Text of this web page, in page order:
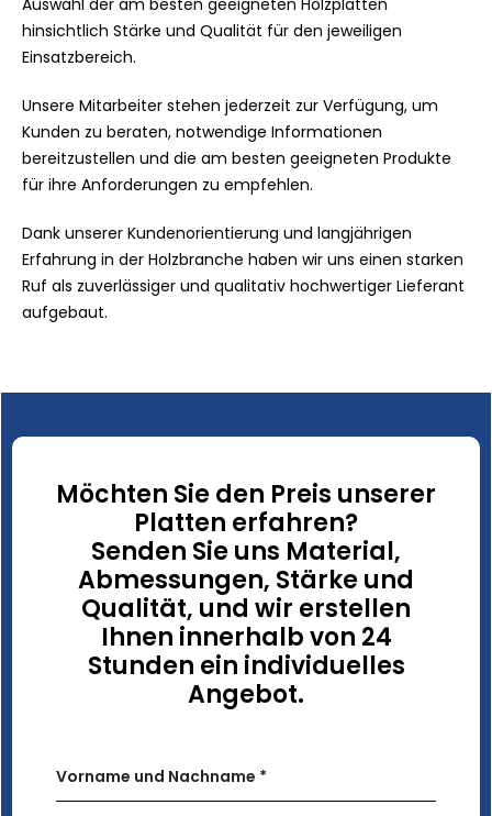
Auswahl der am besten geeigneten Holzplatten
hinsichtlich Stärke und Qualität für den jeweiligen
Einsatzbereich.
Unsere Mitarbeiter stehen jederzeit zur Verfügung, um
Kunden zu beraten, notwendige Informationen
bereitzustellen und die am besten geeigneten Produkte
für ihre Anforderungen zu empfehlen.
Dank unserer Kundenorientierung und langjährigen
Erfahrung in der Holzbranche haben wir uns einen starken
Ruf als zuverlässiger und qualitativ hochwertiger Lieferant
aufgebaut.
Möchten Sie den Preis unserer
Platten erfahren?
Senden Sie uns Material,
Abmessungen, Stärke und
Qualität, und wir erstellen
Ihnen innerhalb von 24
Stunden ein individuelles
Angebot.